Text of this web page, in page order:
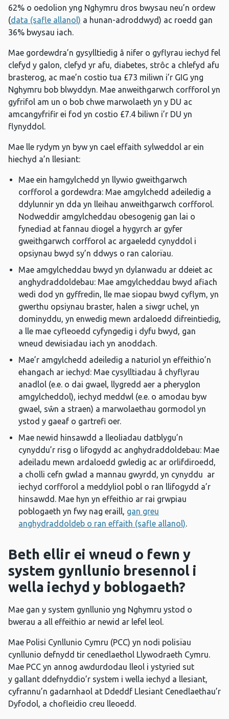
62% o oedolion yng Nghymru dros bwysau neu’n ordew
(data (safle allanol) a hunan-adroddwyd) ac roedd gan
36% bwysau iach.
Mae gordewdra’n gysylltiedig â nifer o gyflyrau iechyd fel
clefyd y galon, clefyd yr afu, diabetes, strôc a chlefyd afu
brasterog, ac mae’n costio tua £73 miliwn i’r GIG yng
Nghymru bob blwyddyn. Mae anweithgarwch corfforol yn
gyfrifol am un o bob chwe marwolaeth yn y DU ac
amcangyfrifir ei fod yn costio £7.4 biliwn i’r DU yn
flynyddol.
Mae lle rydym yn byw yn cael effaith sylweddol ar ein
hiechyd a’n llesiant:
Mae ein hamgylchedd yn llywio gweithgarwch
corfforol a gordewdra: Mae amgylchedd adeiledig a
ddylunnir yn dda yn lleihau anweithgarwch corfforol.
Nodweddir amgylcheddau obesogenig gan lai o
fynediad at fannau diogel a hygyrch ar gyfer
gweithgarwch corfforol ac argaeledd cynyddol i
opsiynau bwyd sy’n ddwys o ran calorïau.
Mae amgylcheddau bwyd yn dylanwadu ar ddeiet ac
anghydraddoldebau: Mae amgylcheddau bwyd afiach
wedi dod yn gyffredin, lle mae siopau bwyd cyflym, yn
gwerthu opsiynau braster, halen a siwgr uchel, yn
dominyddu, yn enwedig mewn ardaloedd difreintiedig,
a lle mae cyfleoedd cyfyngedig i dyfu bwyd, gan
wneud dewisiadau iach yn anoddach.
Mae’r amgylchedd adeiledig a naturiol yn effeithio’n
ehangach ar iechyd: Mae cysylltiadau â chyflyrau
anadlol (e.e. o dai gwael, llygredd aer a pheryglon
amgylcheddol), iechyd meddwl (e.e. o amodau byw
gwael, sŵn a straen) a marwolaethau gormodol yn
ystod y gaeaf o gartrefi oer.
Mae newid hinsawdd a lleoliadau datblygu’n
cynyddu’r risg o lifogydd ac anghydraddoldebau: Mae
adeiladu mewn ardaloedd gwledig ac ar orlifdiroedd,
a cholli cefn gwlad a mannau gwyrdd, yn cynyddu ar
iechyd corfforol a meddyliol pobl o ran llifogydd a’r
hinsawdd. Mae hyn yn effeithio ar rai grwpiau
poblogaeth yn fwy nag eraill, gan greu
anghydraddoldeb o ran effaith (safle allanol).
Beth ellir ei wneud o fewn y
system gynllunio bresennol i
wella iechyd y boblogaeth?
Mae gan y system gynllunio yng Nghymru ystod o
bwerau a all effeithio ar newid ar lefel leol.
Mae Polisi Cynllunio Cymru (PCC) yn nodi polisïau
cynllunio defnydd tir cenedlaethol Llywodraeth Cymru.
Mae PCC yn annog awdurdodau lleol i ystyried sut
y gallant ddefnyddio’r system i wella iechyd a llesiant,
cyfrannu’n gadarnhaol at Ddeddf Llesiant Cenedlaethau’r
Dyfodol, a chofleidio creu lleoedd.